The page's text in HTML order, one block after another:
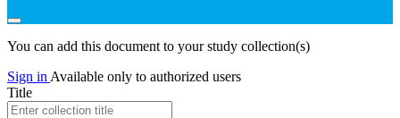
You can add this document to your study collection(s)
Sign in Available only to authorized users
Title